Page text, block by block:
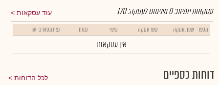
עוד עסקאות עסקאות יומיות:0מינימום לעסקה:170
מספר שעת עסקה שער עסקה שינוי כמות נפח מסחר ב- ₪
אין עסקאות
דוחות כספיים לכל הדוחות